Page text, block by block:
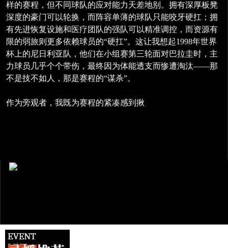
样的赛程，但不同球队的应对能力天差地别。拥有深厚板凳
深度的豪门可以轮换，而阵容单薄的球队只能咬牙硬扛；拥
有先进恢复设施和医疗团队的强队可以精准调控，而资源有
限的弱旅则更多依赖球员的“硬扛”。这让我想起1998年世界
杯上的尼日利亚队，他们在小组赛第三轮面对巴拉圭时，主
力球员几乎个个带伤，最终因为体能透支而惨遭淘汰——那
不是技不如人，那是赛程的“谋杀”。
作为旁观者，我既为赛程的紧凑感到揪